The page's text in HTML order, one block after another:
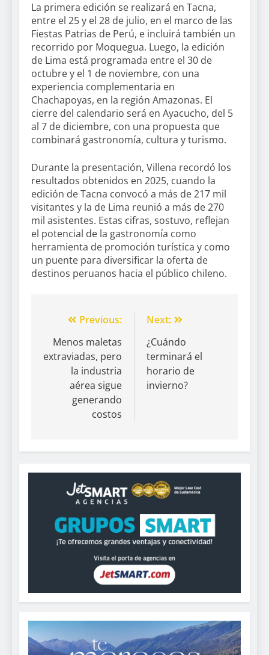
La primera edición se realizará en Tacna,
entre el 25 y el 28 de julio, en el marco de las
Fiestas Patrias de Perú, e incluirá también un
recorrido por Moquegua. Luego, la edición
de Lima está programada entre el 30 de
octubre y el 1 de noviembre, con una
experiencia complementaria en
Chachapoyas, en la región Amazonas. El
cierre del calendario será en Ayacucho, del 5
al 7 de diciembre, con una propuesta que
combinará gastronomía, cultura y turismo.
Durante la presentación, Villena recordó los
resultados obtenidos en 2025, cuando la
edición de Tacna convocó a más de 217 mil
visitantes y la de Lima reunió a más de 270
mil asistentes. Estas cifras, sostuvo, reflejan
el potencial de la gastronomía como
herramienta de promoción turística y como
un puente para diversificar la oferta de
destinos peruanos hacia el público chileno.
Previous:
Menos maletas
extraviadas, pero
la industria
aérea sigue
generando
costos
Next:
¿Cuándo
terminará el
horario de
invierno?